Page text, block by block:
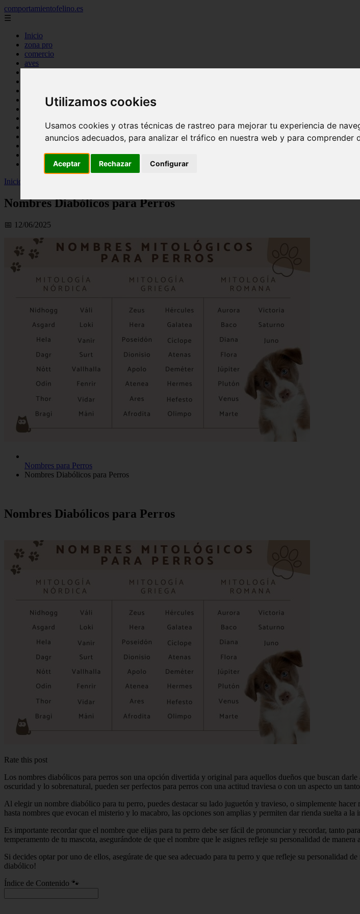
Utilizamos cookies
Usamos cookies y otras técnicas de rastreo para mejorar tu experiencia de
anuncios adecuados, para analizar el tráfico en nuestra web y para comprender
Aceptar Rechazar Configurar
comportamientofelino.es
☰
Inicio
zona pro
comercio
aves
acuariofilia
articulos
nombres para gatos
novedades
uncategorized
Inicio
Nombres Diabólicos para Perros
📅 12/06/2025
Nombres para Perros
Nombres Diabólicos para Perros
Nombres Diabólicos para Perros
Rate this post
Los nombres diabólicos para perros son una opción divertida y original para aquellos dueños que buscan
oscuridad y lo sobrenatural, pueden ser perfectos para perros con una actitud traviesa o con un aspecto un
Al elegir un nombre diabólico para tu perro, puedes destacar su lado juguetón y travieso, o simplemente
hasta nombres que evocan el misterio y lo macabro, las opciones son amplias y permiten dar rienda suelta a la
Es importante recordar que el nombre que elijas para tu perro debe ser fácil de pronunciar y recordar, tanto
temperamento de tu mascota, asegurándote de que el nombre que le asignes refleje su personalidad de manera
Si decides optar por uno de ellos, asegúrate de que sea adecuado para tu perro y que refleje su personalidad
diabólico!
Índice de Contenido 🐾